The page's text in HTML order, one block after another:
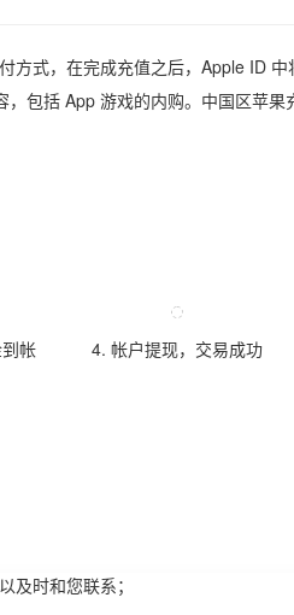
方式，在完成充值之后，Apple ID 中
包括 App 游戏的内购。中国区苹果
帐 4. 帐户提现，交易成功
时和您联系；